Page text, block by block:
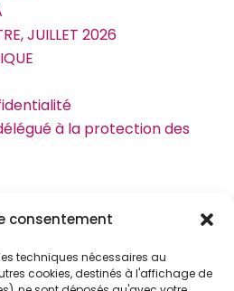
consentement
techniques nécessaires au
cookies, destinés à l'affichage de
JUILLET 2026
à la protection des